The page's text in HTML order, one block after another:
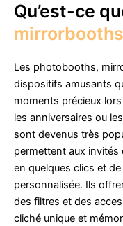
Qu’est-ce
mirrorbooths
Les photobooths,
dispositifs amusants
moments précieux
les anniversaires ou
sont devenus très
permettent aux invités
en quelques clics et
personnalisée. Ils
des filtres et des
cliché unique et